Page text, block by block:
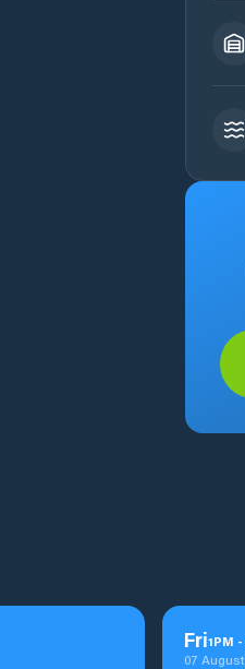
Fri1PM -
07